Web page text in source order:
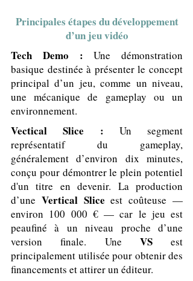
Principales étapes du développement
d’un jeu vidéo
Tech Demo : Une démonstration
basique destinée à présenter le concept
principal d’un jeu, comme un niveau,
une mécanique de gameplay ou un
environnement.
Vectical Slice : Un segment
représentatif du gameplay,
généralement d’environ dix minutes,
conçu pour démontrer le plein potentiel
d'un titre en devenir. La production
d’une Vertical Slice est coûteuse —
environ 100 000 € — car le jeu est
peaufiné à un niveau proche d’une
version finale. Une VSest
principalement utilisée pour obtenir des
financements et attirer un éditeur.